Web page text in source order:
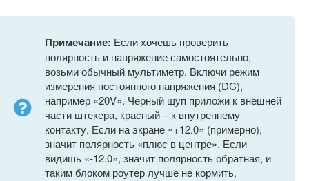
Примечание: Если хочешь проверить
полярность и напряжение самостоятельно,
возьми обычный мультиметр. Включи режим
измерения постоянного напряжения (DC),
например «20V». Черный щуп приложи к внешней
части штекера, красный – к внутреннему
контакту. Если на экране «+12.0» (примерно),
значит полярность «плюс в центре». Если
видишь «-12.0», значит полярность обратная, и
таким блоком роутер лучше не кормить.